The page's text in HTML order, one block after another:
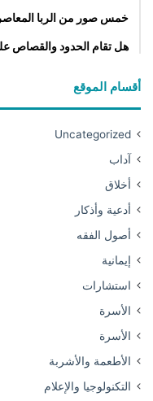
خمس صور من الربا المعاصر
هل تقام الحدود والقصاص
أقسام الموقع
Uncategorized
آداب
أخلاق
أدعية وأذكار
أصول الفقه
إيمانية
استشارات
الأسرة
الأسرة
الأطعمة والأشربة
التكنولوجيا والإعلام